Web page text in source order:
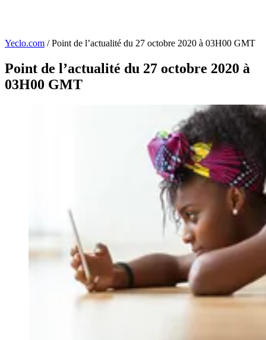
Yeclo.com / Point de l’actualité du 27 octobre 2020 à 03H00 GMT
Point de l’actualité du 27 octobre 2020 à
03H00 GMT